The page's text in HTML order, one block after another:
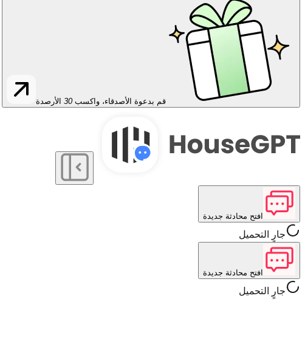
قم بدعوة الأصدقاء، واكسب 30 الأرصدة
افتح محادثة جديدة
جارٍ التحميل
افتح محادثة جديدة
جارٍ التحميل